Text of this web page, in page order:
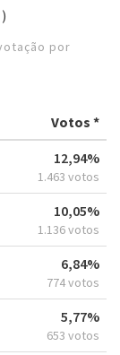
por
Votos *
12,94%
1.463 votos
10,05%
1.136 votos
6,84%
774 votos
5,77%
653 votos